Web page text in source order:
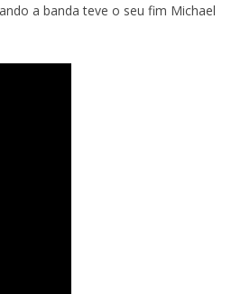
a banda teve o seu fim Michael